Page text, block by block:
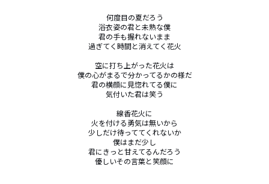
何度目の夏だろう
浴衣姿の君と未熟な僕
君の手も握れないまま
過ぎてく時間と消えてく花火
空に打ち上がった花火は
僕の心がまるで分かってるかの様だ
君の横顔に見惚れてる僕に
気付いた君は笑う
線香花火に
火を付ける勇気は無いから
少しだけ待っててくれないか
僕はまだ少し
君にきっと甘えてるんだろう
優しいその言葉と笑顔に